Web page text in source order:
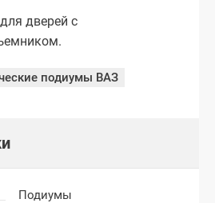
для дверей с
подиумы ВАЗ
Подиумы